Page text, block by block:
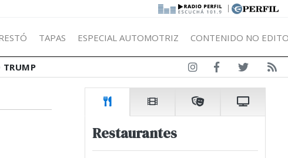
|
TAPAS ESPECIAL AUTOMOTRIZ CONTENIDO NO
TRUMP
Restaurantes